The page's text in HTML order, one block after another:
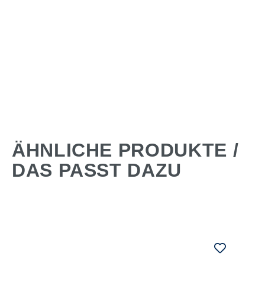
ÄHNLICHE PRODUKTE /
DAS PASST DAZU